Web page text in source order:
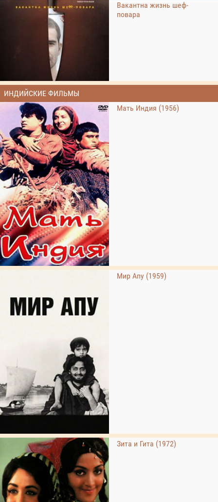
Вакантна жизнь шеф-
повара
ИНДИЙСКИЕ ФИЛЬМЫ
Мать Индия (1956)
Мир Апу (1959)
Зита и Гита (1972)